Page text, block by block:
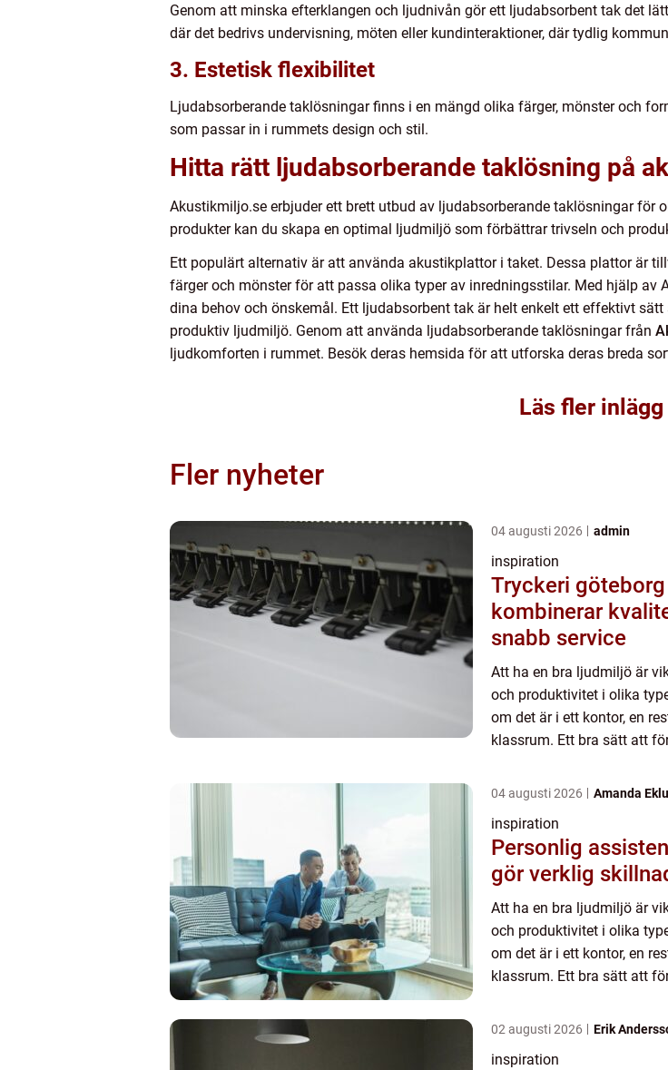
Genom att minska efterklangen och ljudnivån gör ett ljudabsorbent tak det
där det bedrivs undervisning, möten eller kundinteraktioner, där tydlig
3. Estetisk flexibilitet
Ljudabsorberande taklösningar finns i en mängd olika färger, mönster och
som passar in i rummets design och stil.
Hitta rätt ljudabsorberande taklösning på
Akustikmiljo.se erbjuder ett brett utbud av ljudabsorberande taklösningar för
produkter kan du skapa en optimal ljudmiljö som förbättrar trivseln och
Ett populärt alternativ är att använda akustikplattor i taket. Dessa plattor är
färger och mönster för att passa olika typer av inredningsstilar. Med hjälp
dina behov och önskemål. Ett ljudabsorbent tak är helt enkelt ett effektivt
produktiv ljudmiljö. Genom att använda ljudabsorberande taklösningar från
ljudkomforten i rummet. Besök deras hemsida för att utforska deras breda
Läs fler inlägg
Fler nyheter
04 augusti 2026 admin
inspiration
Tryckeri
kombinerar
snabb service
Att ha en bra ljudmiljö är
och produktivitet i olika
om det är i ett kontor, en
klassrum. Ett bra sätt att
04 augusti 2026 Amanda
inspiration
Personlig assistent ett yrke
gör verklig
Att ha en bra ljudmiljö är
och produktivitet i olika
om det är i ett kontor, en
klassrum. Ett bra sätt att
02 augusti 2026 Erik
inspiration